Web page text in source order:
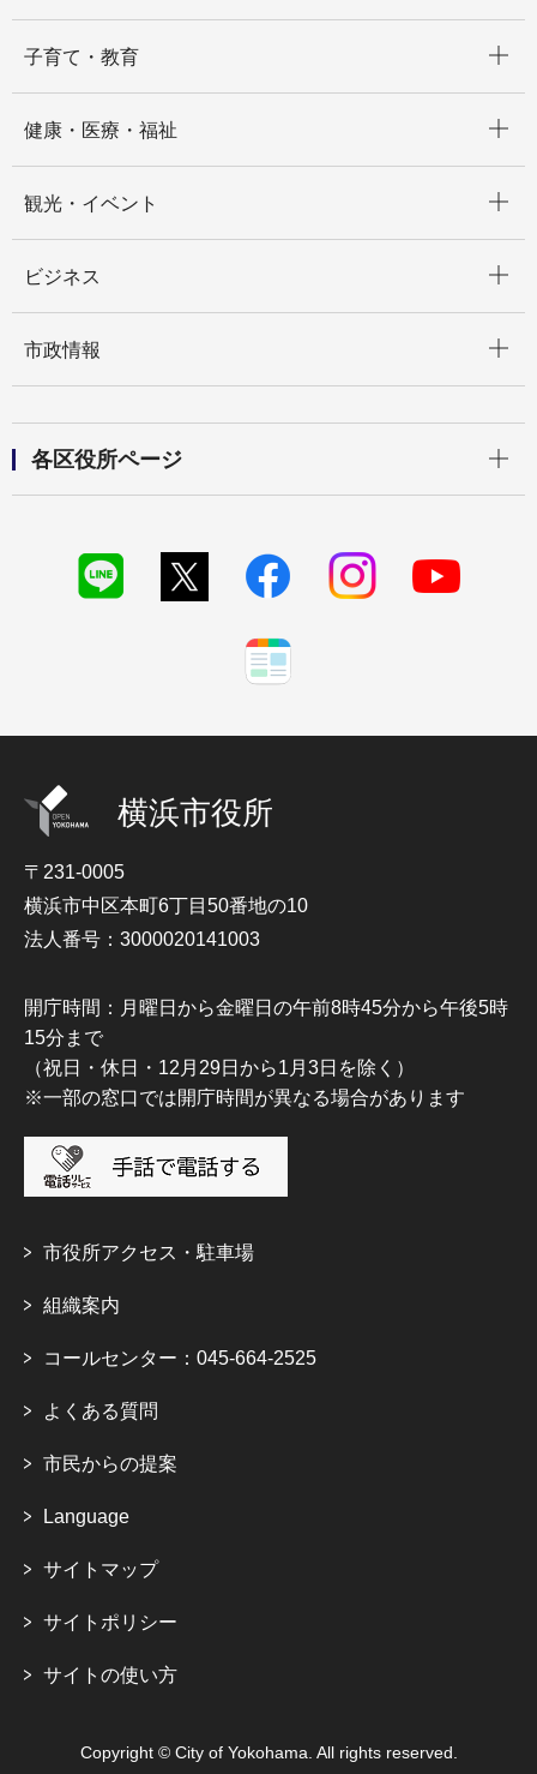
子育て・教育
健康・医療・福祉
観光・イベント
ビジネス
市政情報
各区役所ページ
横浜市役所
〒231-0005
横浜市中区本町6丁目50番地の10
法人番号：3000020141003
開庁時間：月曜日から金曜日の午前8時45分から午後5時
15分まで
（祝日・休日・12月29日から1月3日を除く）
※一部の窓口では開庁時間が異なる場合があります
市役所アクセス・駐車場
組織案内
コールセンター：045-664-2525
よくある質問
市民からの提案
Language
サイトマップ
サイトポリシー
サイトの使い方
Copyright © City of Yokohama. All rights reserved.